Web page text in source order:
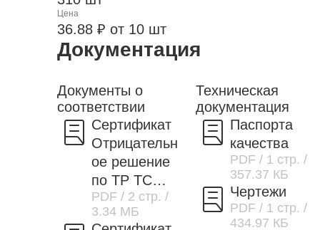
Цена
36.88 ₽ от 10 шт
Документация
Документы о
соответствии
Сертификат
Отрицательн
ое решение
по ТР ТС
037/2016
PDF / 2 стр. /
3.34 МБ
Техническая
документация
Паспорта
качества
PDF / 1 стр. /
357.37 КБ
Чертежи
PDF / 1 стр. /
434.97 КБ